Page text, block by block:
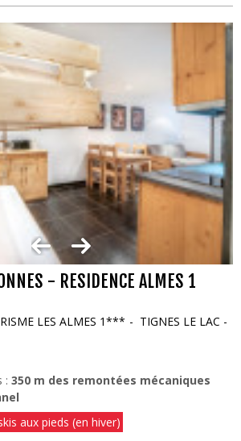
- RESIDENCE ALMES 1
LES ALMES 1***
TIGNES LE LAC -
: 350 m des remontées mécaniques
aux pieds (en hiver)